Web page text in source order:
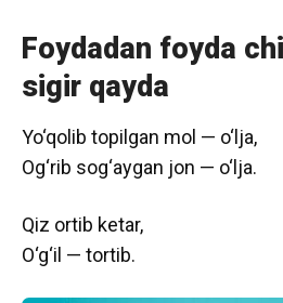
Foydadan foyda
sigir qayda
Yo‘qolib topilgan mol — o‘lja,
Og‘rib sog‘aygan jon — o‘lja.
Qiz ortib ketar,
O‘g‘il — tortib.